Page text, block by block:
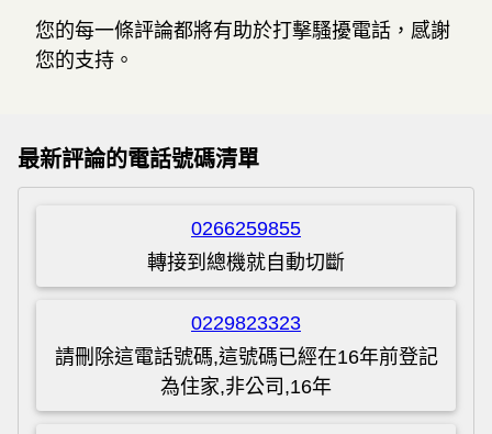
您的每一條評論都將有助於打擊騷擾電話，感謝
您的支持。
最新評論的電話號碼清單
0266259855
轉接到總機就自動切斷
0229823323
請刪除這電話號碼,這號碼已經在16年前登記
為住家,非公司,16年